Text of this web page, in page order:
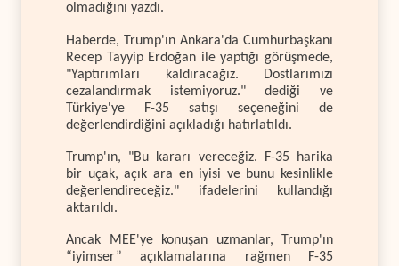
olmadığını yazdı.
Haberde, Trump'ın Ankara'da Cumhurbaşkanı
Recep Tayyip Erdoğan ile yaptığı görüşmede,
"Yaptırımları kaldıracağız. Dostlarımızı
cezalandırmak istemiyoruz." dediği ve
Türkiye'ye F-35 satışı seçeneğini de
değerlendirdiğini açıkladığı hatırlatıldı.
Trump'ın, "Bu kararı vereceğiz. F-35 harika
bir uçak, açık ara en iyisi ve bunu kesinlikle
değerlendireceğiz." ifadelerini kullandığı
aktarıldı.
Ancak MEE'ye konuşan uzmanlar, Trump'ın
“iyimser” açıklamalarına rağmen F-35